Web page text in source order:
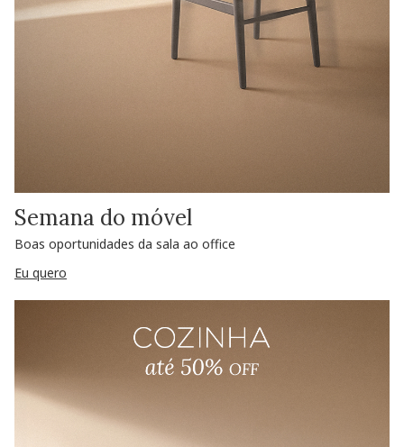
Semana do móvel
Boas oportunidades da sala ao office
Eu quero